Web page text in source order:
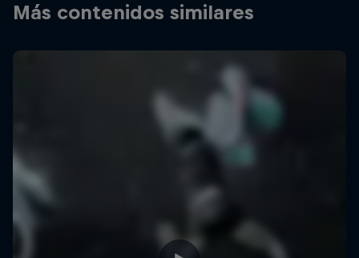
Más contenidos similares